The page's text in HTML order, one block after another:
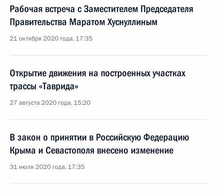
Рабочая встреча с Заместителем Председателя
Правительства Маратом Хуснуллиным
21 октября 2020 года, 17:35
Открытие движения на построенных участках
трассы «Таврида»
27 августа 2020 года, 15:20
В закон о принятии в Российскую Федерацию
Крыма и Севастополя внесено изменение
31 июля 2020 года, 17:35